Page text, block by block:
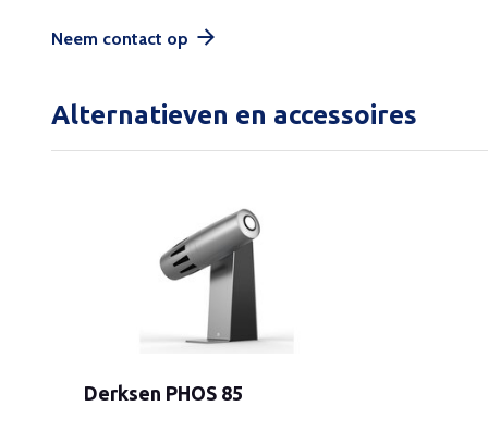
Neem contact op
Alternatieven en accessoires
Derksen PHOS 85